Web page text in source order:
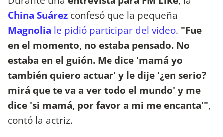
China Suárez confesó que la pequeña
Magnolia le pidió participar del video. "Fue
en el momento, no estaba pensado. No
estaba en el guión. Me dice 'mamá yo
también quiero actuar' y le dije '¿en serio?
mirá que te va a ver todo el mundo' y me
dice 'si mamá, por favor a mi me encanta'",
contó la actriz.